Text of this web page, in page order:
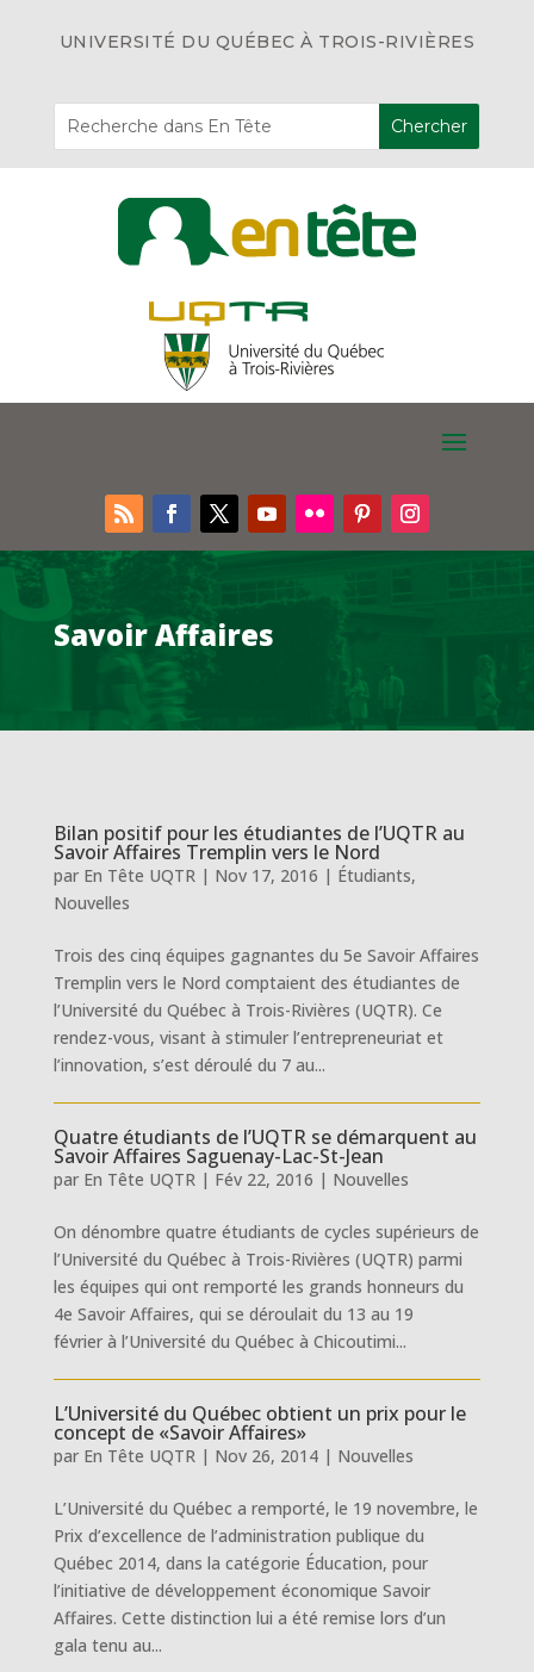
UNIVERSITÉ DU QUÉBEC À TROIS-RIVIÈRES
Savoir Affaires
Bilan positif pour les étudiantes de l’UQTR au
Savoir Affaires Tremplin vers le Nord
par En Tête UQTR| Nov 17, 2016 | Étudiants,
Nouvelles
Trois des cinq équipes gagnantes du 5e Savoir Affaires
Tremplin vers le Nord comptaient des étudiantes de
l’Université du Québec à Trois-Rivières (UQTR). Ce
rendez-vous, visant à stimuler l’entrepreneuriat et
l’innovation, s’est déroulé du 7 au...
Quatre étudiants de l’UQTR se démarquent au
Savoir Affaires Saguenay-Lac-St-Jean
par En Tête UQTR| Fév 22, 2016 | Nouvelles
On dénombre quatre étudiants de cycles supérieurs de
l’Université du Québec à Trois-Rivières (UQTR) parmi
les équipes qui ont remporté les grands honneurs du
4e Savoir Affaires, qui se déroulait du 13 au 19
février à l’Université du Québec à Chicoutimi...
L’Université du Québec obtient un prix pour le
concept de «Savoir Affaires»
par En Tête UQTR| Nov 26, 2014| Nouvelles
L’Université du Québec a remporté, le 19 novembre, le
Prix d’excellence de l’administration publique du
Québec 2014, dans la catégorie Éducation, pour
l’initiative de développement économique Savoir
Affaires. Cette distinction lui a été remise lors d’un
gala tenu au...